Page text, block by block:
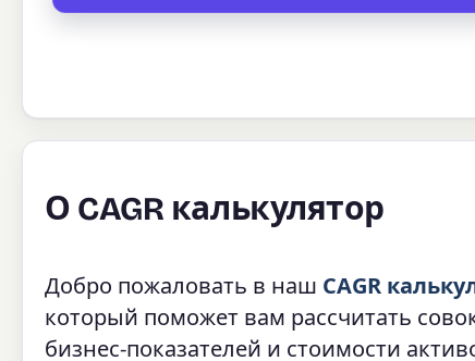
О CAGR калькулятор
Добро пожаловать в наш CAGR
который поможет вам рассчитать
бизнес-показателей и стоимости